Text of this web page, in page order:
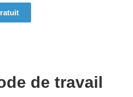
de travail